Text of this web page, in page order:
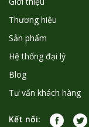
Thương hiệu
Sản phẩm
Hệ thống đại lý
Blog
Tư vấn khách hàng
Kết nối: